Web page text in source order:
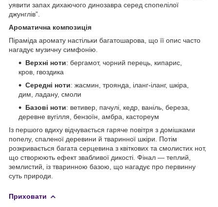
уявити запах дихаючого динозавра серед спопелілої
джунглів”.
Ароматична композиція
Піраміда аромату настільки багатошарова, що її опис часто
нагадує музичну симфонію.
Верхні ноти: бергамот, чорний перець, кипарис,
кров, гвоздика
Середні ноти: жасмин, троянда, іланг-іланг, шкіра,
дим, ладану, смоли
Базові ноти: ветивер, пачулі, кедр, ваніль, береза,
деревне вугілля, бензоїн, амбра, кастореум
Із першого вдиху відчувається гаряче повітря з домішками
попелу, спаленої деревини й тваринної шкіри. Потім
розкривається багата серцевина з квіткових та смолистих нот,
що створюють ефект звабливої дикості. Фінал — теплий,
землистий, із тваринною базою, що нагадує про первинну
суть природи.
Приховати